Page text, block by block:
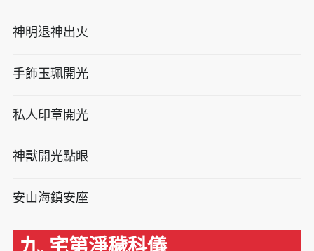
神明退神出火
手飾玉珮開光
私人印章開光
神獸開光點眼
安山海鎮安座